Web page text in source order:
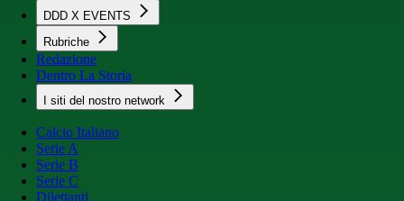
DDD X EVENTS
Rubriche
Redazione
Dentro La Storia
I siti del nostro network
Calcio Italiano
Serie A
Serie B
Serie C
Dilettanti